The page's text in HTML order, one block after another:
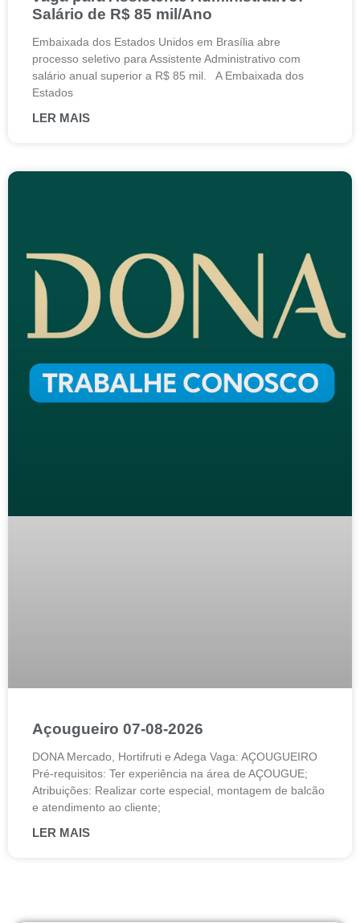
Salário de R$ 85 mil/Ano
Embaixada dos Estados Unidos em Brasília abre
processo seletivo para Assistente Administrativo com
salário anual superior a R$ 85 mil. A Embaixada dos
Estados
LER MAIS
Açougueiro 07-08-2026
DONA Mercado, Hortifruti e Adega Vaga: AÇOUGUEIRO
Pré-requisitos: Ter experiência na área de AÇOUGUE;
Atribuições: Realizar corte especial, montagem de balcão
e atendimento ao cliente;
LER MAIS